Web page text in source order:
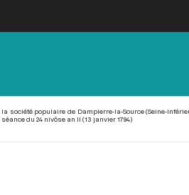
société populaire de Dampierre-la-Source (Seine-
du 24 nivôse an II (13 janvier 1794)